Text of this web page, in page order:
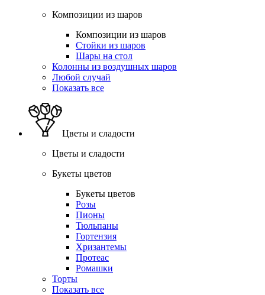
Композиции из шаров
Композиции из шаров
Стойки из шаров
Шары на стол
Колонны из воздушных шаров
Любой случай
Показать все
Цветы и сладости
Цветы и сладости
Букеты цветов
Букеты цветов
Розы
Пионы
Тюльпаны
Гортензия
Хризантемы
Протеас
Ромашки
Торты
Показать все